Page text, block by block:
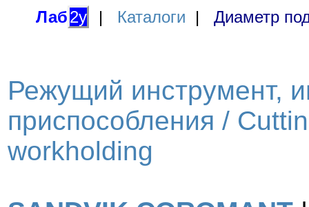
Лаб2у | Каталоги | Диаметр
Режущий инструмент,
приспособления /
workholding